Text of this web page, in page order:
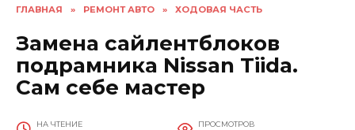
ГЛАВНАЯ » РЕМОНТ АВТО » ХОДОВАЯ ЧАСТЬ
Замена сайлентблоков
подрамника Nissan Tiida.
Сам себе мастер
НА ЧТЕНИЕ ПРОСМОТРОВ